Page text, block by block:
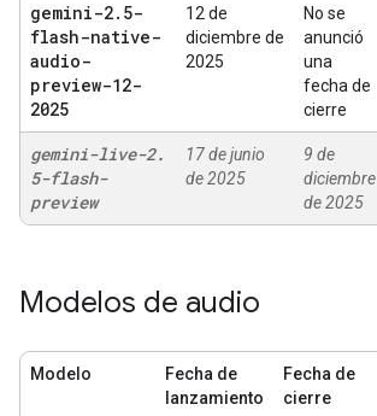
gemini-2. 5-
flash-native-
audio-
preview-12-
2025
12 de
diciembre de
2025
No se
anunció
una
fecha de
cierre
gemini-live-2.
5-flash-
preview
17 de junio
de 2025
9 de
diciembre
de 2025
Modelos de audio
Modelo
Fecha de
lanzamiento
Fecha de
cierre